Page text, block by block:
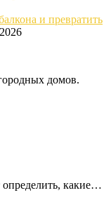
и превратить
домов.
какие…